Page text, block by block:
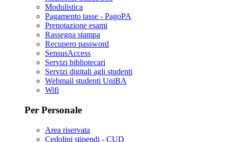
Modulistica
Pagamento tasse - PagoPA
Prenotazione esami
Rassegna stampa
Recupero password
SensusAccess
Servizi bibliotecari
Servizi digitali agli studenti
Webmail studenti UniBA
Wifi
Per Personale
Area riservata
Cedolini stipendi - CUD